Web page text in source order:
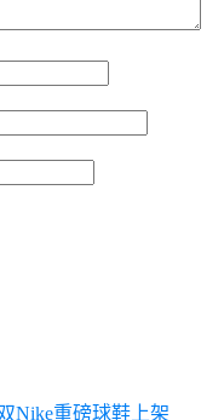
Nike重磅球鞋上架